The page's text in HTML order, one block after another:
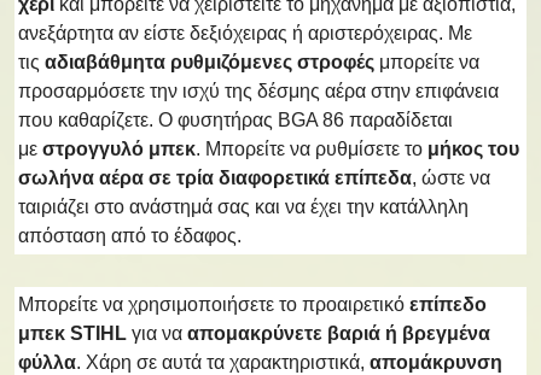
χέρι και μπορείτε να χειριστείτε το μηχάνημα με αξιοπιστία,
ανεξάρτητα αν είστε δεξιόχειρας ή αριστερόχειρας. Με
τις αδιαβάθμητα ρυθμιζόμενες στροφές μπορείτε να
προσαρμόσετε την ισχύ της δέσμης αέρα στην επιφάνεια
που καθαρίζετε. Ο φυσητήρας BGA 86 παραδίδεται
με στρογγυλό μπεκ. Μπορείτε να ρυθμίσετε το μήκος του
σωλήνα αέρα σε τρία διαφορετικά επίπεδα, ώστε να
ταιριάζει στο ανάστημά σας και να έχει την κατάλληλη
απόσταση από το έδαφος.
Μπορείτε να χρησιμοποιήσετε το προαιρετικό επίπεδο
μπεκ STIHL για να απομακρύνετε βαριά ή βρεγμένα
φύλλα. Χάρη σε αυτά τα χαρακτηριστικά, απομάκρυνση